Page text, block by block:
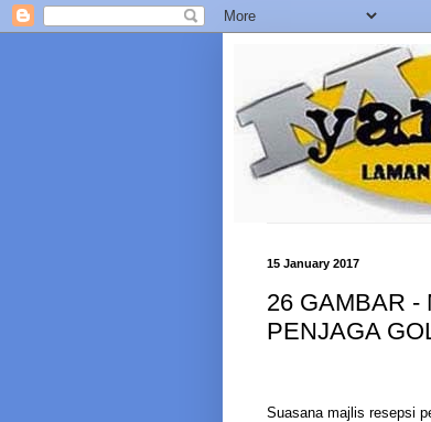
15 January 2017
26 GAMBAR -
PENJAGA
Suasana majlis resepsi